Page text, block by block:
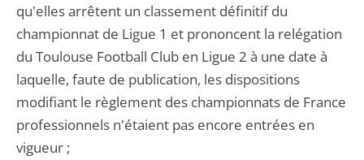
qu'elles arrêtent un classement définitif du
championnat de Ligue 1 et prononcent la relégation
du Toulouse Football Club en Ligue 2 à une date à
laquelle, faute de publication, les dispositions
modifiant le règlement des championnats de France
professionnels n'étaient pas encore entrées en
vigueur ;